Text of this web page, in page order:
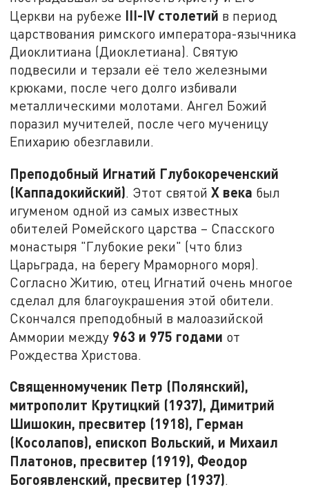
Церкви на рубеже III-IVстолетий в период
царствования римского императора-язычника
Диоклитиана (Диоклетиана). Святую
подвесили и терзали её тело железными
крюками, после чего долго избивали
металлическими молотами. Ангел Божий
поразил мучителей, после чего мученицу
Епихарию обезглавили.
Преподобный Игнатий Глубокореченский
(Каппадокийский). Этот святойX века был
игуменом одной из самых известных
обителей Ромейского царства – Спасского
монастыря "Глубокие реки" (что близ
Царьграда, на берегу Мраморного моря).
Согласно Житию, отец Игнатий очень многое
сделал для благоукрашения этой обители.
Скончался преподобный в малоазийской
Аммории между 963 и 975 годами от
Рождества Христова.
Священномученик Петр (Полянский),
митрополит Крутицкий (1937), Димитрий
Шишокин, пресвитер (1918), Герман
(Косолапов), епископ Вольский, и Михаил
Платонов, пресвитер (1919), Феодор
Богоявленский, пресвитер (1937).